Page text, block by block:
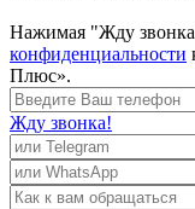
Нажимая "Жду
конфиденциальности
Плюс».
Жду звонка!